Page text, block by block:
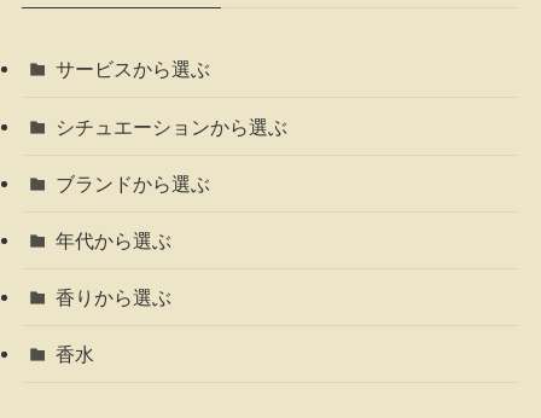
サービスから選ぶ
シチュエーションから選ぶ
ブランドから選ぶ
年代から選ぶ
香りから選ぶ
香水